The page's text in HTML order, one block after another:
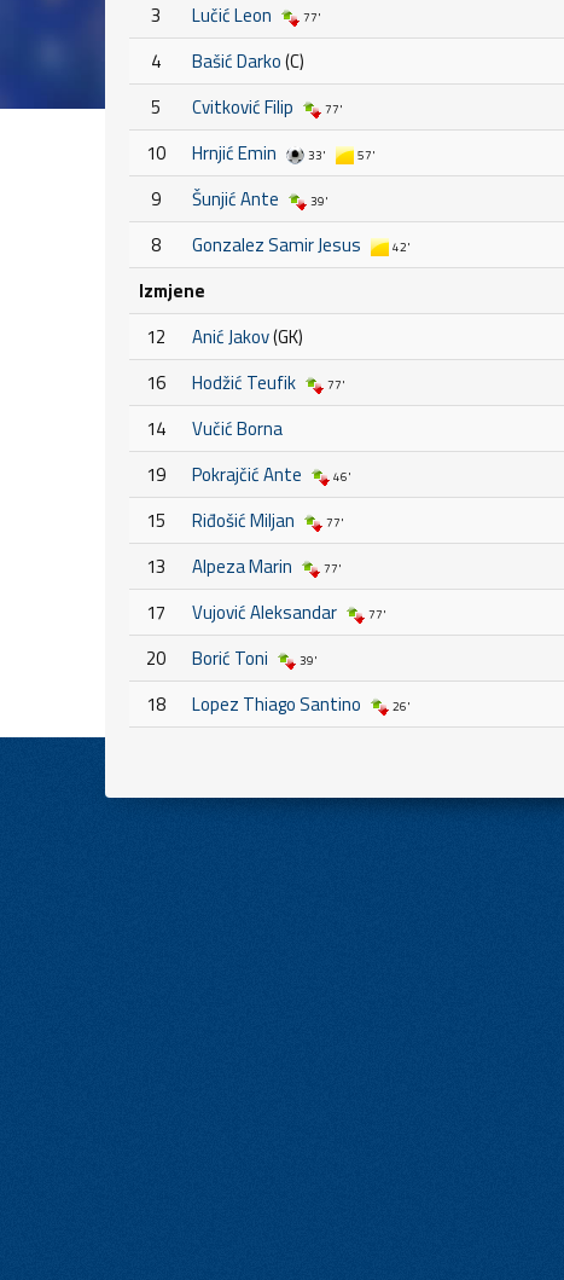
3 Lučić Leon 77'
4 Bašić Darko(C)
5
Cvitković Filip 77'
10 Hrnjić Emin 33' 57'
9 Šunjić Ante 39'
8 Gonzalez Samir Jesus 42'
Izmjene
12
Anić Jakov(GK)
16
Hodžić Teufik 77'
14
Vučić Borna
19
Pokrajčić Ante 46'
15 Riđošić Miljan 77'
13 Alpeza Marin 77'
17 Vujović Aleksandar 77'
20 Borić Toni 39'
18 Lopez Thiago Santino 26'